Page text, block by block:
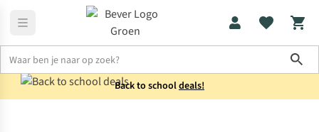
Back to schooldeals!